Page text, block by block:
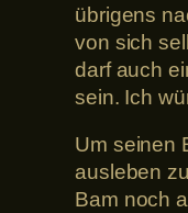
übrigens
von sich
darf auch
sein. Ich
Um seinen
ausleben
Bam noch